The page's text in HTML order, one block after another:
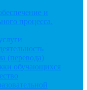
и
процесса.
(перевода)
обучающихся